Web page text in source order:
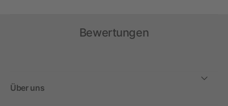
Bewertungen
Über uns